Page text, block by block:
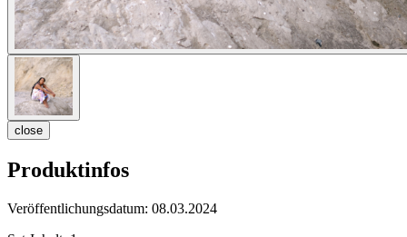
close
Produktinfos
Veröffentlichungsdatum: 08.03.2024